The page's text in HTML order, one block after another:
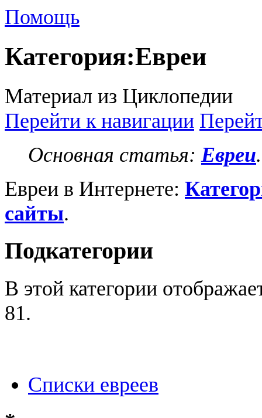
Помощь
Категория:Евреи
Материал из Циклопедии
Перейти к навигации
Основная статья: Евреи.
Евреи в Интернете:
сайты.
Подкатегории
В этой категории
81.
Списки евреев